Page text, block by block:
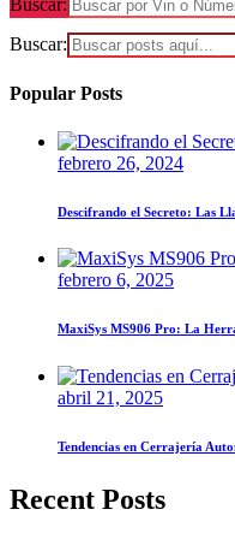
Buscar:
Buscar:
Popular Posts
febrero 26, 2024
Descifrando el Secreto: Las
febrero 6, 2025
MaxiSys MS906 Pro: La
abril 21, 2025
Tendencias en Cerrajería
Recent Posts